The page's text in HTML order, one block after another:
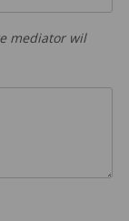
mediator wil